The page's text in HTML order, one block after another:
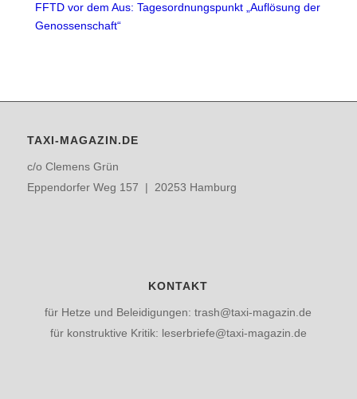
FFTD vor dem Aus: Tagesordnungspunkt „Auflösung der
Genossenschaft“
TAXI-MAGAZIN.DE
c/o Clemens Grün
Eppendorfer Weg 157 | 20253 Hamburg
KONTAKT
für Hetze und Beleidigungen: trash@taxi-magazin.de
für konstruktive Kritik: leserbriefe@taxi-magazin.de